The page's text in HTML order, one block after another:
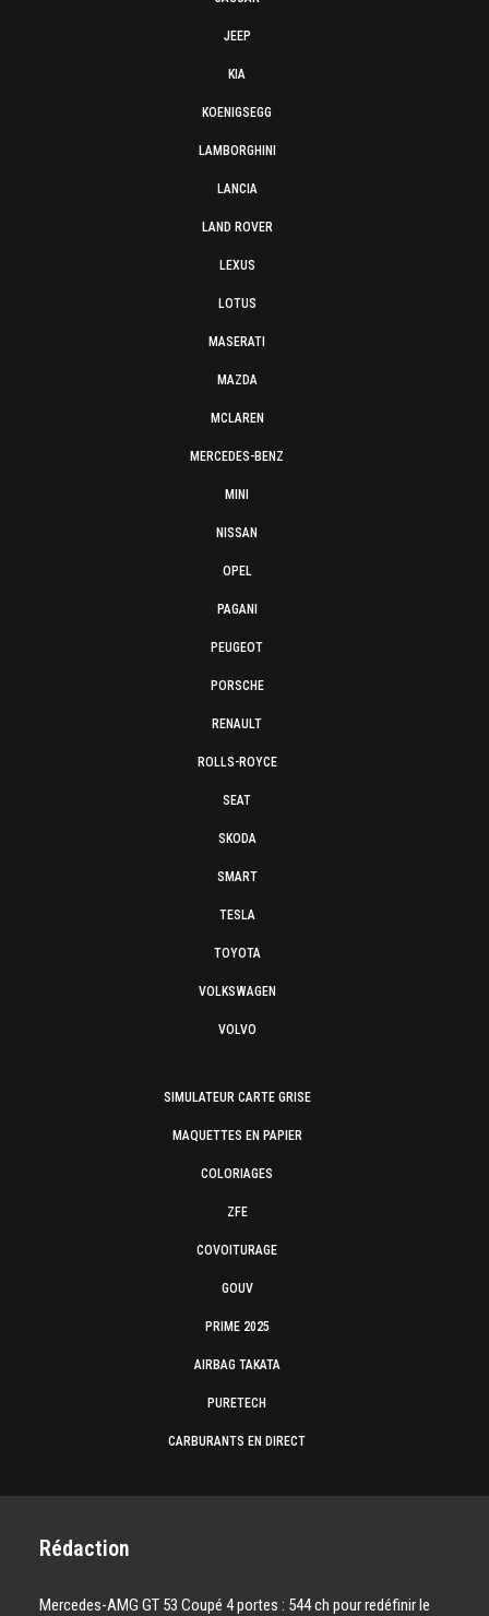
JEEP
KIA
KOENIGSEGG
LAMBORGHINI
LANCIA
LAND ROVER
LEXUS
LOTUS
MASERATI
MAZDA
MCLAREN
MERCEDES-BENZ
MINI
NISSAN
OPEL
PAGANI
PEUGEOT
PORSCHE
RENAULT
ROLLS-ROYCE
SEAT
SKODA
SMART
TESLA
TOYOTA
VOLKSWAGEN
VOLVO
SIMULATEUR CARTE GRISE
MAQUETTES EN PAPIER
COLORIAGES
ZFE
COVOITURAGE
GOUV
PRIME 2025
AIRBAG TAKATA
PURETECH
CARBURANTS EN DIRECT
Rédaction
Mercedes-AMG GT 53 Coupé 4 portes : 544 ch pour redéfinir le